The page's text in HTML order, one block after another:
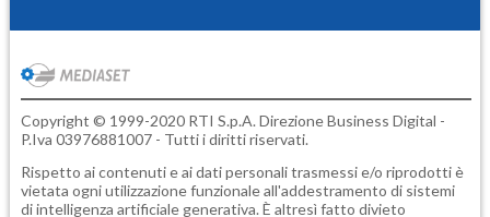
Copyright © 1999-2020 RTI S.p.A. Direzione Business Digital -
P.Iva 03976881007 - Tutti i diritti riservati.
Rispetto ai contenuti e ai dati personali trasmessi e/o riprodotti è
vietata ogni utilizzazione funzionale all'addestramento di sistemi
di intelligenza artificiale generativa. È altresì fatto divieto